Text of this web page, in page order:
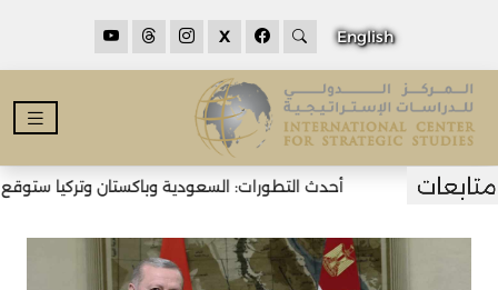
English
X
أحدث التطورات: السعودية وباكستان وتركيا